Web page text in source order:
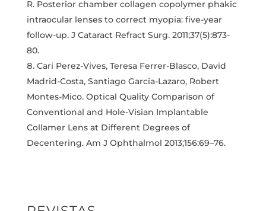
R. Posterior chamber collagen copolymer phakic
intraocular lenses to correct myopia: five-year
follow-up. J Cataract Refract Surg. 2011;37(5):873-
80.
Cari Perez-Vives, Teresa Ferrer-Blasco, David
Madrid-Costa, Santiago Garcia-Lazaro, Robert
Montes-Mico. Optical Quality Comparison of
Conventional and Hole-Visian Implantable
Collamer Lens at Different Degrees of
Decentering. Am J Ophthalmol 2013;156:69–76.